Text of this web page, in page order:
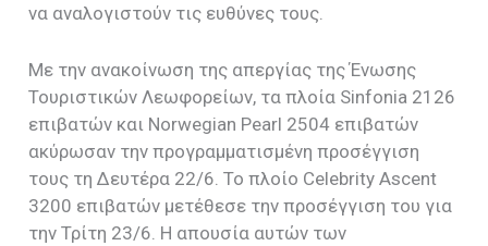
να αναλογιστούν τις ευθύνες τους.
Με την ανακοίνωση της απεργίας της Ένωσης
Τουριστικών Λεωφορείων, τα πλοία Sinfonia 2126
επιβατών και Norwegian Pearl 2504 επιβατών
ακύρωσαν την προγραμματισμένη προσέγγιση
τους τη Δευτέρα 22/6. Το πλοίο Celebrity Ascent
3200 επιβατών μετέθεσε την προσέγγιση του για
την Τρίτη 23/6. Η απουσία αυτών των